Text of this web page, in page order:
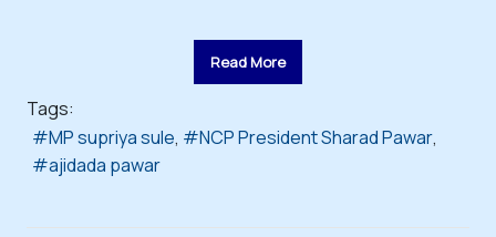
Read More
Tags:
MP supriya sule
NCP President Sharad Pawar
ajidada pawar